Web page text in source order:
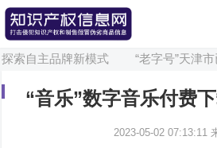
自主品牌新模式 “老字号”天津市
“音乐”数字音乐付费
2023-05-02 07:13:11